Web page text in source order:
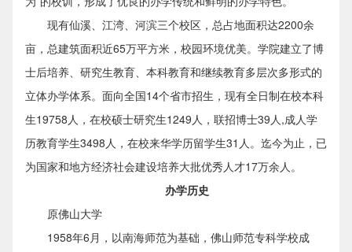
现有仙溪、江湾、河滨三个校区，总占地面积达2200余
亩，总建筑面积近65万平方米，校园环境优美。学院建立了博
士后培养、研究生教育、本科教育和继续教育多层次多形式的
立体办学体系。面向全国14个省市招生，现有全日制在校本科
生19758人，在校硕士研究生1249人，联招博士39人,成人学
历教育学生3498人，在校来华学历留学生31人。迄今为止，已
为国家和地方经济社会建设培养大批优秀人才17万余人。
办学历史
原佛山大学
1958年6月，以南海师范为基础，佛山师范专科学校成